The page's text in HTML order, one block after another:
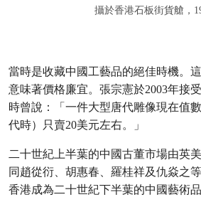
攝於香港石板街貨艙，
當時是收藏中國工藝品的絕佳時機。
意味著價格廉宜。張宗憲於2003年接
時曾說：「一件大型唐代雕像現在值
代時）只賣20美元左右。」
二十世紀上半葉的中國古董市場由英
同趙從衍、胡惠春、羅桂祥及仇焱之
香港成為二十世紀下半葉的中國藝術品